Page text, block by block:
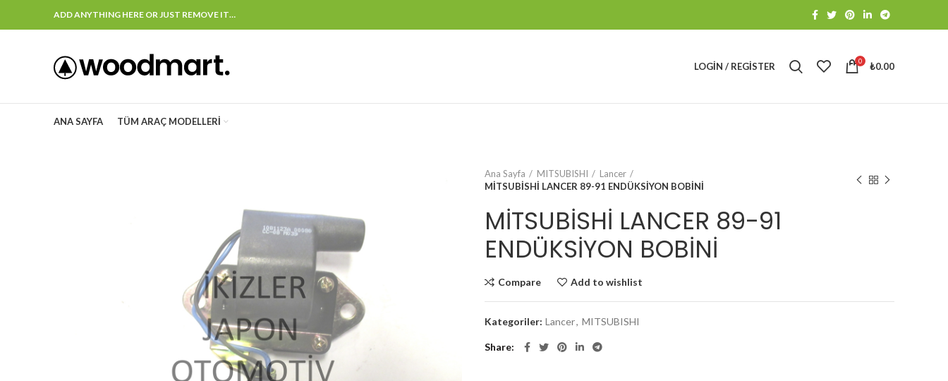
ADD ANYTHING HERE OR JUST REMOVE IT…
LOGIN / REGISTER 0 ₺0.00
ANA SAYFA TÜM ARAÇ MODELLERI
Ana Sayfa MITSUBISHI
Lancer
MİTSUBİSHİ LANCER 89-91 ENDÜKSİYON BOBİNİ
MİTSUBİSHİ LANCER 89-91
ENDÜKSİYON BOBİNİ
Compare Add to wishlist
Kategoriler: Lancer, MITSUBISHI
Share